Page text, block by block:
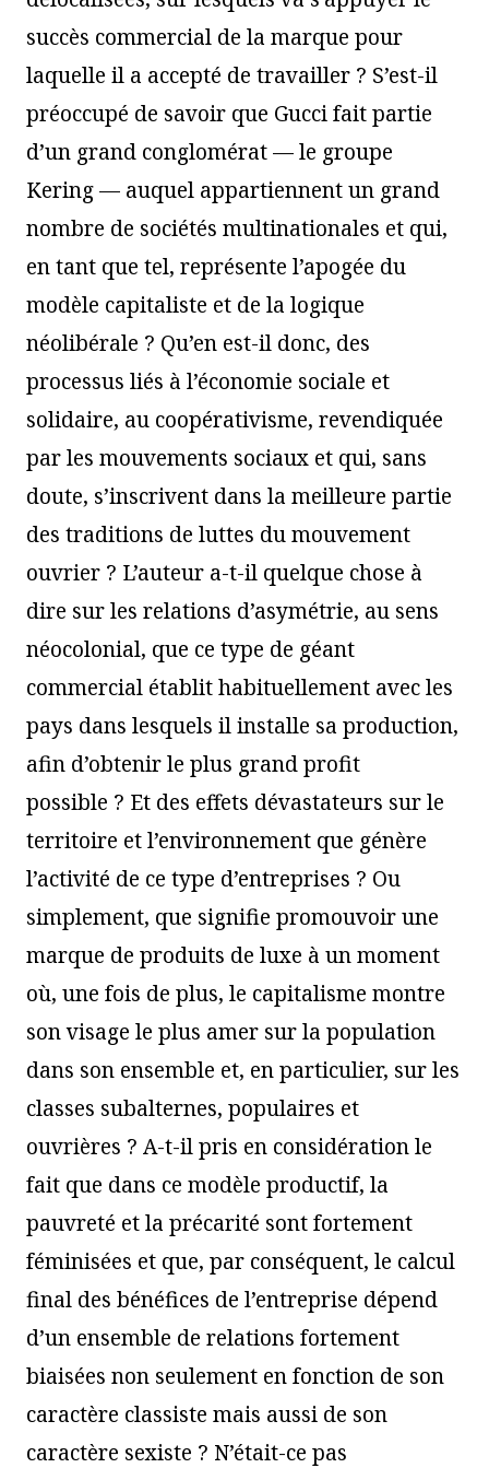
succès commercial de la marque pour
laquelle il a accepté de travailler ? S’est-il
préoccupé de savoir que Gucci fait partie
d’un grand conglomérat — le groupe
Kering — auquel appartiennent un grand
nombre de sociétés multinationales et qui,
en tant que tel, représente l’apogée du
modèle capitaliste et de la logique
néolibérale ? Qu’en est-il donc, des
processus liés à l’économie sociale et
solidaire, au coopérativisme, revendiquée
par les mouvements sociaux et qui, sans
doute, s’inscrivent dans la meilleure partie
des traditions de luttes du mouvement
ouvrier ? L’auteur a-t-il quelque chose à
dire sur les relations d’asymétrie, au sens
néocolonial, que ce type de géant
commercial établit habituellement avec les
pays dans lesquels il installe sa production,
afin d’obtenir le plus grand profit
possible ? Et des effets dévastateurs sur le
territoire et l’environnement que génère
l’activité de ce type d’entreprises ? Ou
simplement, que signifie promouvoir une
marque de produits de luxe à un moment
où, une fois de plus, le capitalisme montre
son visage le plus amer sur la population
dans son ensemble et, en particulier, sur les
classes subalternes, populaires et
ouvrières ? A-t-il pris en considération le
fait que dans ce modèle productif, la
pauvreté et la précarité sont fortement
féminisées et que, par conséquent, le calcul
final des bénéfices de l’entreprise dépend
d’un ensemble de relations fortement
biaisées non seulement en fonction de son
caractère classiste mais aussi de son
caractère sexiste ? N’était-ce pas